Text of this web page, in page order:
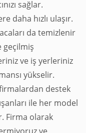
sağlar.
daha hızlı ulaşır.
da temizlenir
geçilmiş
ve iş yerleriniz
yükselir.
destek
ile her model
Firma olarak